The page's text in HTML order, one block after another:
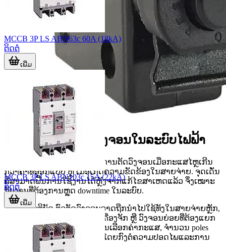
ບົດບາດຂອງຕົວຕັດວົງຈອນໃນລະບົບໄຟຟ້າ
ໜ້າທີ່ຫຼັກຂອງອຸປະກອນກຸ່ມນີ້ຄືການຕັດວົງຈອນເມື່ອກະແສໄຫຼເກີນ
ກວ່າຄ່າທີ່ອອກແບບ ຫຼື ເມື່ອເກີດຄວາມຂັດຂ້ອງໃນສາຍຈ່າຍ. ຈຸດເດັ່ນ
ຄືສາມາດຟື້ນການໃຊ້ງານໄດ້ຫຼັງຈາກແກ້ໄຂສາເຫດແລ້ວ ຈຶ່ງເໝາະ
ກັບງານທີ່ຕ້ອງການຫຼຸດ downtime ໃນລະບົບ.
ໃນທາງປະຕິບັດ ຕົວຕັດວົງຈອນອາດຖືກນຳໄປໃຊ້ທັງໃນສາຍຈ່າຍຫຼັກ,
ຊຸດຈ່າຍໄຟ DC, ແຜງຄວບຄຸມເຄື່ອງຈັກ ຫຼື ວົງຈອນຍ່ອຍທີ່ຕ້ອງແຍກ
ການປ້ອງກັນເປັນອິດສະລະ. ການເລືອກຄ່າກະແສ, ຈຳນວນ poles
ແລະ ປະເພດການ trip ຈະມີຜົນໂດຍກົງຕໍ່ຄວາມປອດໄພແລະການ
ປະສານກັນຂອງລະບົບ.
MCCB 3P LS ABN63c 60A (18kA)
ຕິດຕໍ່
ເພີ່ມ
MCCB 3P LS ABN103c 15A (22kA)
ຕິດຕໍ່
ເພີ່ມ